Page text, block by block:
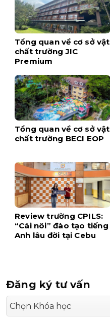
Tổng quan về cơ sở vật
chất trường JIC
Premium
Tổng quan về cơ sở vật
chất trường BECI EOP
Review trường CPILS:
“Cái nôi” đào tạo tiếng
Anh lâu đời tại Cebu
Đăng ký tư vấn